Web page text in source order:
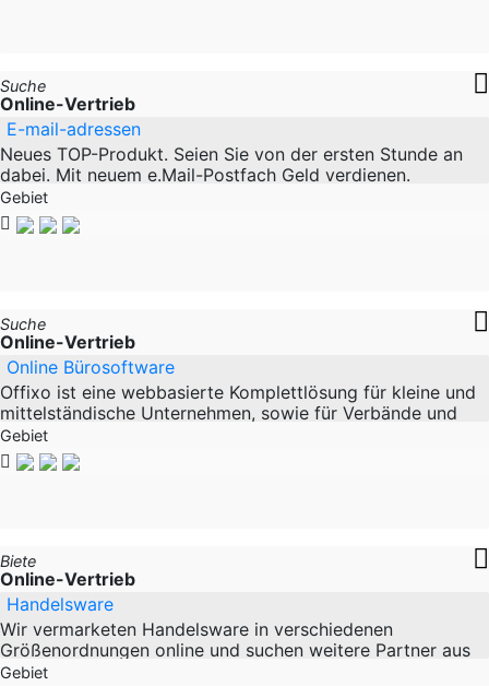
Suche
Online-Vertrieb
E-mail-adressen
Neues TOP-Produkt. Seien Sie von der ersten Stunde an
dabei. Mit neuem e.Mail-Postfach Geld verdienen.
Verkaufen Sie e-Mail-Adressen und verdienen in
Gebiet
Suche
Online-Vertrieb
Online Bürosoftware
Offixo ist eine webbasierte Komplettlösung für kleine und
mittelständische Unternehmen, sowie für Verbände und
Vereine. Die Anwendung bietet Ihnen neben einem
Gebiet
Biete
Online-Vertrieb
Handelsware
Wir vermarketen Handelsware in verschiedenen
Größenordnungen online und suchen weitere Partner aus
dem Handel, deren Waren wir absetzen
Gebiet